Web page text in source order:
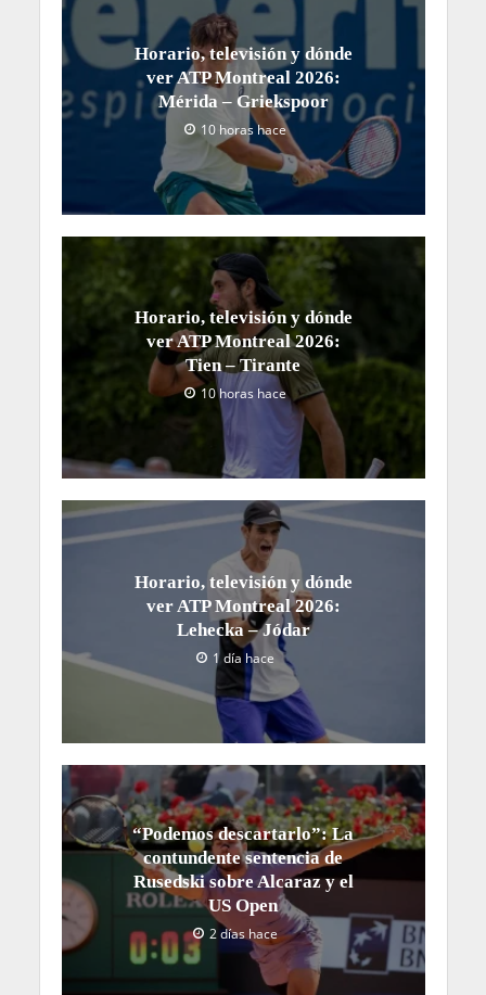
Horario, televisión y dónde
ver ATP Montreal 2026:
Mérida – Griekspoor
10 horas hace
Horario, televisión y dónde
ver ATP Montreal 2026:
Tien – Tirante
10 horas hace
Horario, televisión y dónde
ver ATP Montreal 2026:
Lehecka – Jódar
1 día hace
“Podemos descartarlo”: La
contundente sentencia de
Rusedski sobre Alcaraz y el
US Open
2 días hace